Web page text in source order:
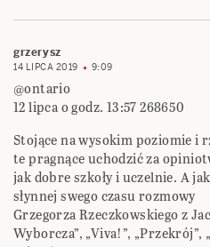
grzerysz
14 LIPCA 2019 9:09
@ontario
12 lipca o godz. 13:57 268650
Stojące na wysokim poziomie i
te pragnące uchodzić za
jak dobre szkoły i uczelnie. A
słynnej swego czasu rozmowy
Grzegorza Rzeczkowskiego z
Wyborcza”, „Viva!”, „Przekrój”,